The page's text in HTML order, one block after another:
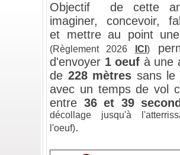
Objectif de cette
imaginer, concevoir,
et mettre au point
(Règlement 2026 ICI )
d'envoyer 1 oeuf à une
de 228 mètres sans le
avec un temps de vol
entre 36 et 39
décollage jusqu'à
l'oeuf).